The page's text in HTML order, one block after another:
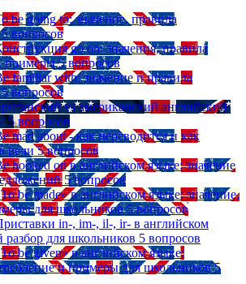
be going to: значение, правила
5 вопросов
go on: значения, правила
примеры 5 вопросов
familiar with: значение и правила
5 вопросов
vs американский английский:
5 вопросов
mad about - как переводится и как
речи 5 вопросов
hooked on в английском языке: значение
5 вопросов
be made» в английском языке: значение,
для школьников 5 вопросов
in-, im-, il-, ir- в английском
для школьников 5 вопросов
be given» в английском языке:
и примеры для школьников 5